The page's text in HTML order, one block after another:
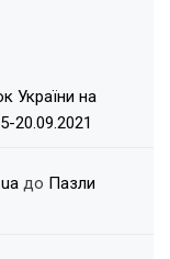
України на
20.09.2021
до Пазли